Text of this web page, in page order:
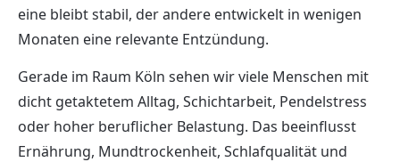
eine bleibt stabil, der andere entwickelt in wenigen
Monaten eine relevante Entzündung.
Gerade im Raum Köln sehen wir viele Menschen mit
dicht getaktetem Alltag, Schichtarbeit, Pendelstress
oder hoher beruflicher Belastung. Das beeinflusst
Ernährung, Mundtrockenheit, Schlafqualität und